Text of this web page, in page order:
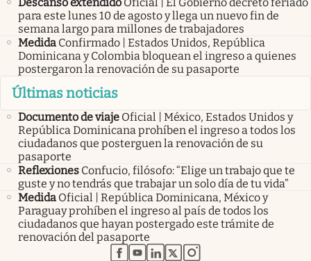
para este lunes 10 de agosto y llega un nuevo fin de
semana largo para millones de trabajadores
Medida Confirmado | Estados Unidos, República
Dominicana y Colombia bloquean el ingreso a quienes
postergaron la renovación de su pasaporte
Últimas noticias
Documento de viaje Oficial | México, Estados Unidos y
República Dominicana prohíben el ingreso a todos los
ciudadanos que posterguen la renovación de su
pasaporte
Reflexiones Confucio, filósofo: “Elige un trabajo que te
guste y no tendrás que trabajar un solo día de tu vida”
Medida Oficial | República Dominicana, México y
Paraguay prohíben el ingreso al país de todos los
ciudadanos que hayan postergado este trámite de
renovación del pasaporte
abre en nueva pestaña
abre en nueva pestaña
abre en nueva pestaña
abre en nueva pestaña
abre en nueva pestaña